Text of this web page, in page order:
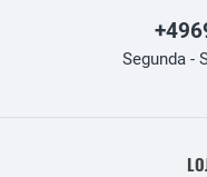
Segunda -